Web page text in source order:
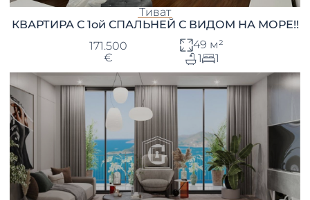
Тиват
КВАРТИРА С 1ой СПАЛЬНЕЙ С ВИДОМ НА МОРЕ!!
171.500
€
49 м²
1
1